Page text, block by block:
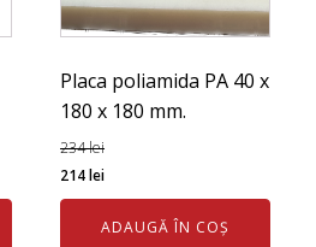
Placa poliamida PA 40 x
180 x 180 mm.
234lei
Prețul
inițial
214leiPrețul
curent
este:
ADAUGĂ ÎN COȘ